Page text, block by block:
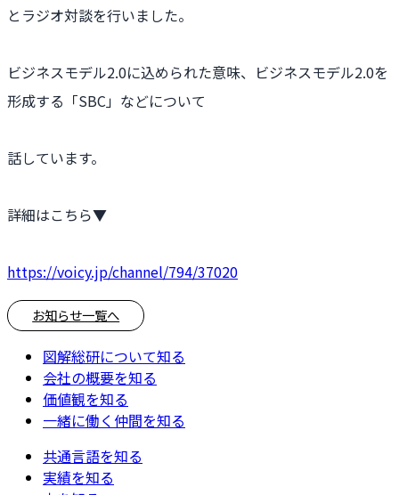
とラジオ対談を行いました。
ビジネスモデル2.0に込められた意味、ビジネスモデル2.0を
形成する「SBC」などについて
話しています。
詳細はこちら▼
https://voicy.jp/channel/794/37020
お知らせ一覧へ
図解総研について知る
会社の概要を知る
価値観を知る
一緒に働く仲間を知る
共通言語を知る
実績を知る